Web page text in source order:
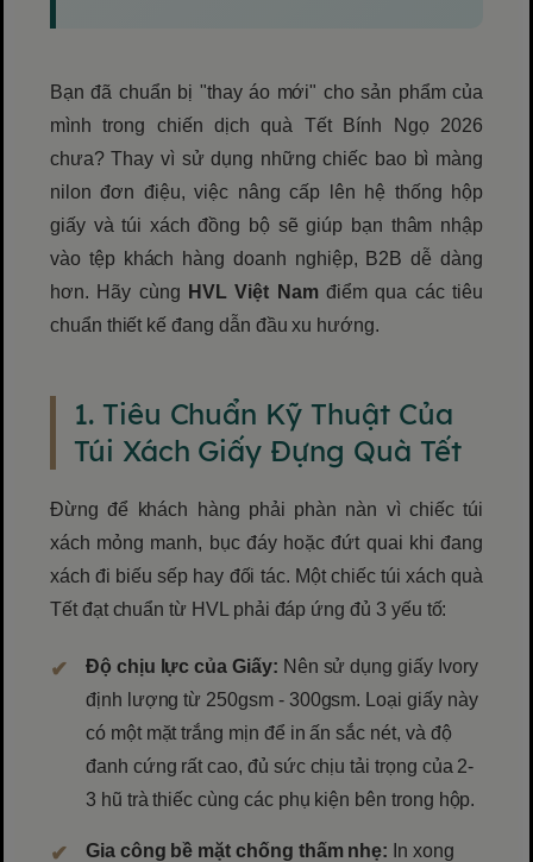
Bạn đã chuẩn bị "thay áo mới" cho sản phẩm của
mình trong chiến dịch quà Tết Bính Ngọ 2026
chưa? Thay vì sử dụng những chiếc bao bì màng
nilon đơn điệu, việc nâng cấp lên hệ thống hộp
giấy và túi xách đồng bộ sẽ giúp bạn thâm nhập
vào tệp khách hàng doanh nghiệp, B2B dễ dàng
hơn. Hãy cùng HVL Việt Namđiểm qua các tiêu
chuẩn thiết kế đang dẫn đầu xu hướng.
1. Tiêu Chuẩn Kỹ Thuật Của
Túi Xách Giấy Đựng Quà Tết
Đừng để khách hàng phải phàn nàn vì chiếc túi
xách mỏng manh, bục đáy hoặc đứt quai khi đang
xách đi biếu sếp hay đối tác. Một chiếc túi xách quà
Tết đạt chuẩn từ HVL phải đáp ứng đủ 3 yếu tố:
Độ chịu lực của Giấy: Nên sử dụng giấy Ivory
định lượng từ 250gsm - 300gsm. Loại giấy này
có một mặt trắng mịn để in ấn sắc nét, và độ
đanh cứng rất cao, đủ sức chịu tải trọng của 2-
3 hũ trà thiếc cùng các phụ kiện bên trong hộp.
Gia công bề mặt chống thấm nhẹ: In xong